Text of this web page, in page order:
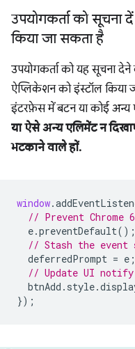
उपयोगकर्ता को
किया जा सकता है
उपयोगकर्ता को यह सूचना
ऐप्लिकेशन को इंस्टॉल
इंटरफ़ेस में बटन या कोई अन्य
या ऐसे अन्य एलिमेंट न
भटकाने वाले हों.
window.
// Prevent Chrome
e.preventDefault();
// Stash the
deferredPrompt = e ;
// Update UI notify
btnAdd . style.
});